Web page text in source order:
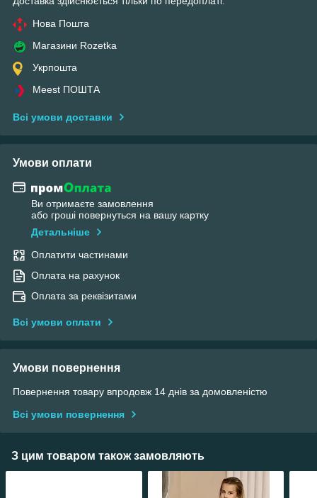
Нова Пошта
Магазини Rozetka
Укрпошта
Meest ПОШТА
Всі умови доставки
Умови оплати
Ви отримаєте замовлення
або гроші повернуться на вашу картку
Детальніше
Оплатити частинами
Оплата на рахунок
Оплата за реквізитами
Всі умови оплати
Умови повернення
Повернення товару впродовж 14 днів за домовленістю
Всі умови повернення
З цим товаром також замовляють